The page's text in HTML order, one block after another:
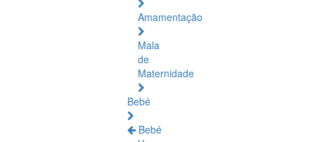
Amamentação
Mala
de
Maternidade
Bebé
Bebé